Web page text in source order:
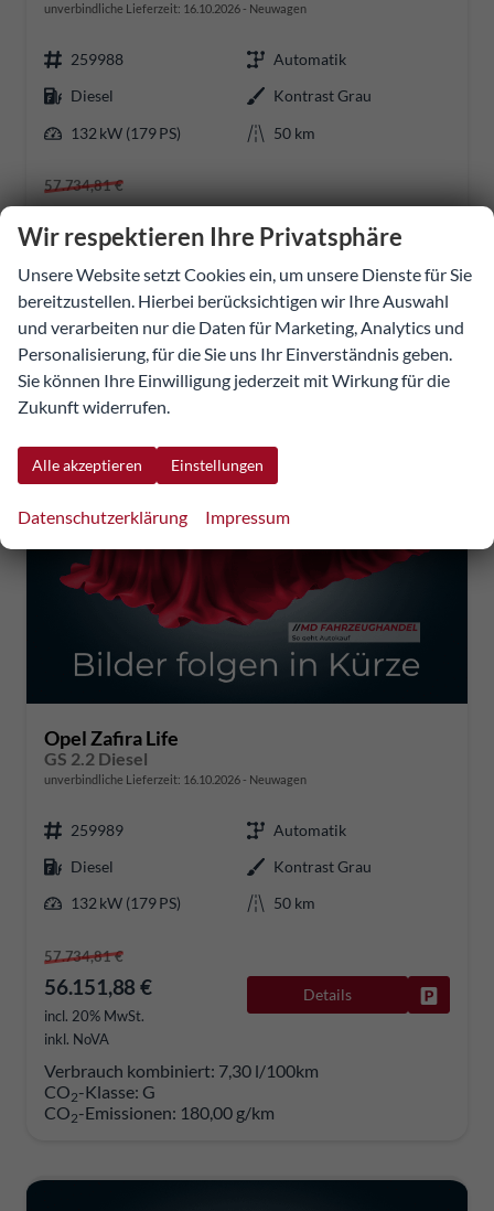
unverbindliche Lieferzeit: 16.10.2026 Neuwagen
259988
Automatik
Diesel
Kontrast Grau
132 kW (179 PS)
50 km
57.734,81 €
incl. 20% MwSt.
inkl. NoVA
Details
Verbrauch kombiniert:7,30 l/100km
CO2-Klasse: G
Opel Zafira Life
GS 2.2 Diesel
unverbindliche Lieferzeit: 16.10.2026 Neuwagen
259989
Automatik
Diesel
Kontrast Grau
132 kW (179 PS)
50 km
57.734,81 €
56.151,88 €
incl. 20% MwSt.
inkl. NoVA
Details
Verbrauch kombiniert: 7,30 l/100km
CO2-Klasse: G
CO2-Emissionen: 180,00 g/km
Wir respektieren Ihre Privatsphäre
Unsere Website setzt Cookies ein, um unsere Dienste für Sie
bereitzustellen. Hierbei berücksichtigen wir Ihre Auswahl
und verarbeiten nur die Daten für Marketing, Analytics und
Personalisierung, für die Sie uns Ihr Einverständnis geben.
Sie können Ihre Einwilligung jederzeit mit Wirkung für die
Zukunft widerrufen.
Alle akzeptieren Einstellungen
Datenschutzerklärung Impressum